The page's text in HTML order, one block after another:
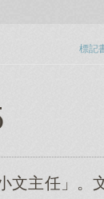
標記
文主任」。